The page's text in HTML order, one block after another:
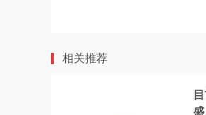
相关推荐
盛